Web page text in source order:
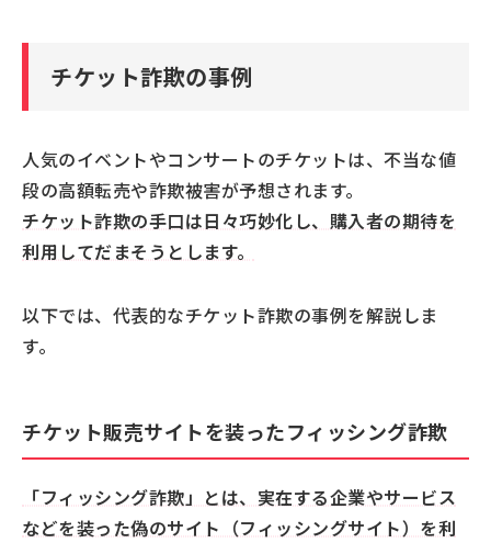
個人情報の流出や不正利用
転売禁止のチケットではないか確認する
あやしいメールやダイレクトメッセージに記載され
ているURLにアクセスしない
セキュリティ対策ソフト・アプリを利用する
警察に相談をする
スワードなどを変更する
チケット詐欺の事例
人気のイベントやコンサートのチケットは、不当な値
段の高額転売や詐欺被害が予想されます。
チケット詐欺の手口は日々巧妙化し、購入者の期待を
利用してだまそうとします。
以下では、代表的なチケット詐欺の事例を解説しま
す。
チケット販売サイトを装ったフィッシング詐欺
「フィッシング詐欺」とは、実在する企業やサービス
などを装った偽のサイト（フィッシングサイト）を利